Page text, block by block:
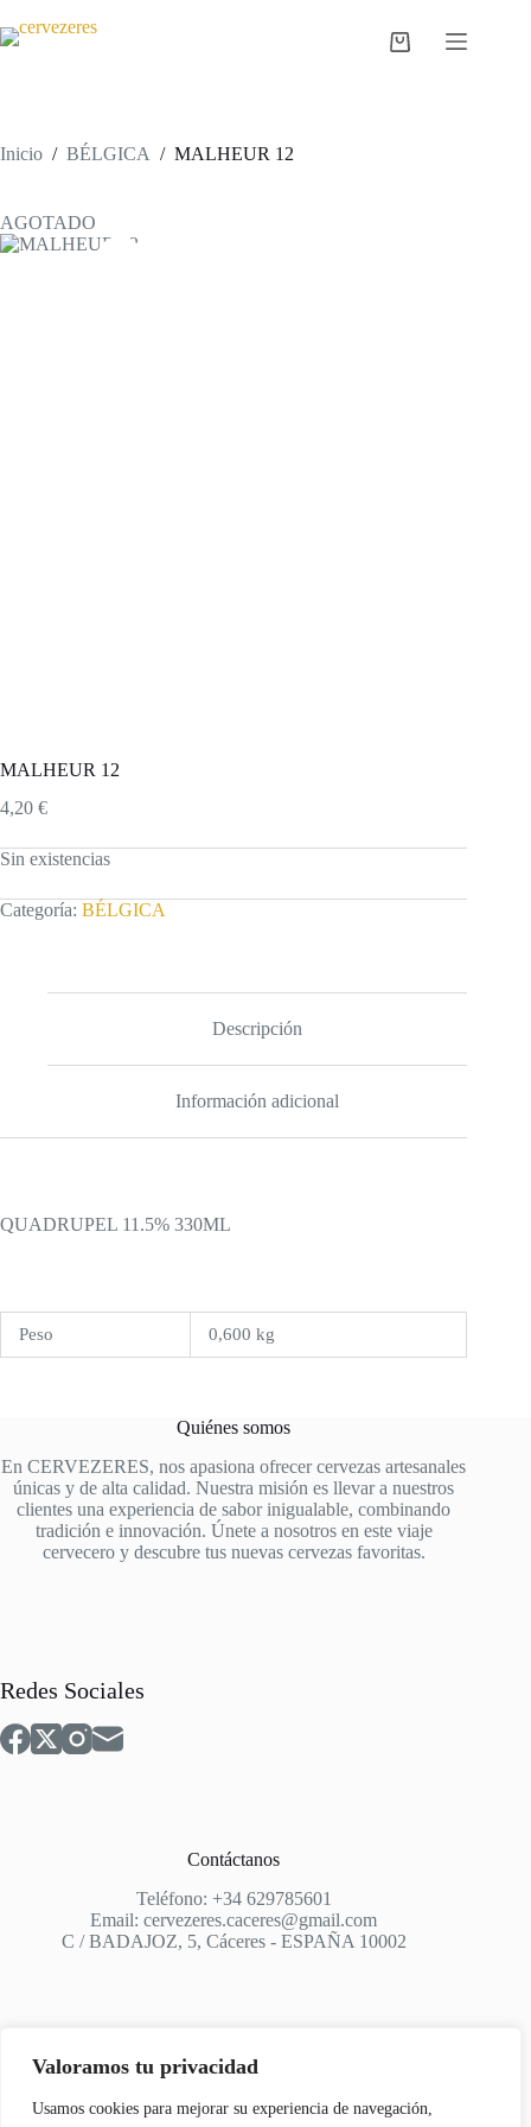
Valoramos tu privacidad
Usamos cookies para mejorar su experiencia de navegación,
al
contenido
Carro
Inicio / BÉLGICA / MALHEUR 12
AGOTADO
MALHEUR 12
4,20 €
Sin existencias
Categoría: BÉLGICA
Descripción
Información adicional
QUADRUPEL 11.5% 330ML
Peso 0,600 kg
Quiénes somos
En CERVEZERES, nos apasiona ofrecer cervezas artesanales
únicas y de alta calidad. Nuestra misión es llevar a nuestros
clientes una experiencia de sabor inigualable, combinando
tradición e innovación. Únete a nosotros en este viaje
cervecero y descubre tus nuevas cervezas favoritas.
Redes Sociales
Contáctanos
Teléfono: +34 629785601
Email: cervezeres.caceres@gmail.com
C / BADAJOZ, 5, Cáceres - ESPAÑA 10002
Apoyo